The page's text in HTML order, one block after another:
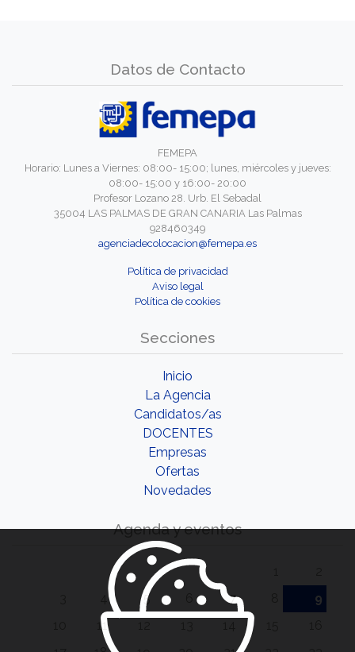
Datos de Contacto
FEMEPA
Horario: Lunes a Viernes: 08:00- 15:00; lunes, miércoles y jueves:
08:00- 15:00 y 16:00- 20:00
Profesor Lozano 28. Urb. El Sebadal
35004 LAS PALMAS DE GRAN CANARIA Las Palmas
928460349
agenciadecolocacion@femepa.es
Política de privacidad
Aviso legal
Política de cookies
Secciones
Inicio
La Agencia
Candidatos/as
DOCENTES
Empresas
Ofertas
Novedades
Agenda y eventos
5 7
9
11